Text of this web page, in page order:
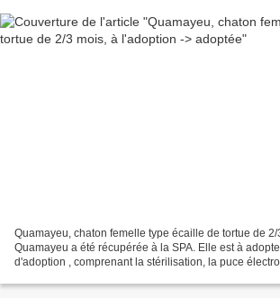
Quamayeu, chaton femelle type écaille de tortue de
Quamayeu a été récupérée à la SPA. Elle est à
d'adoption , comprenant la stérilisation, la puce